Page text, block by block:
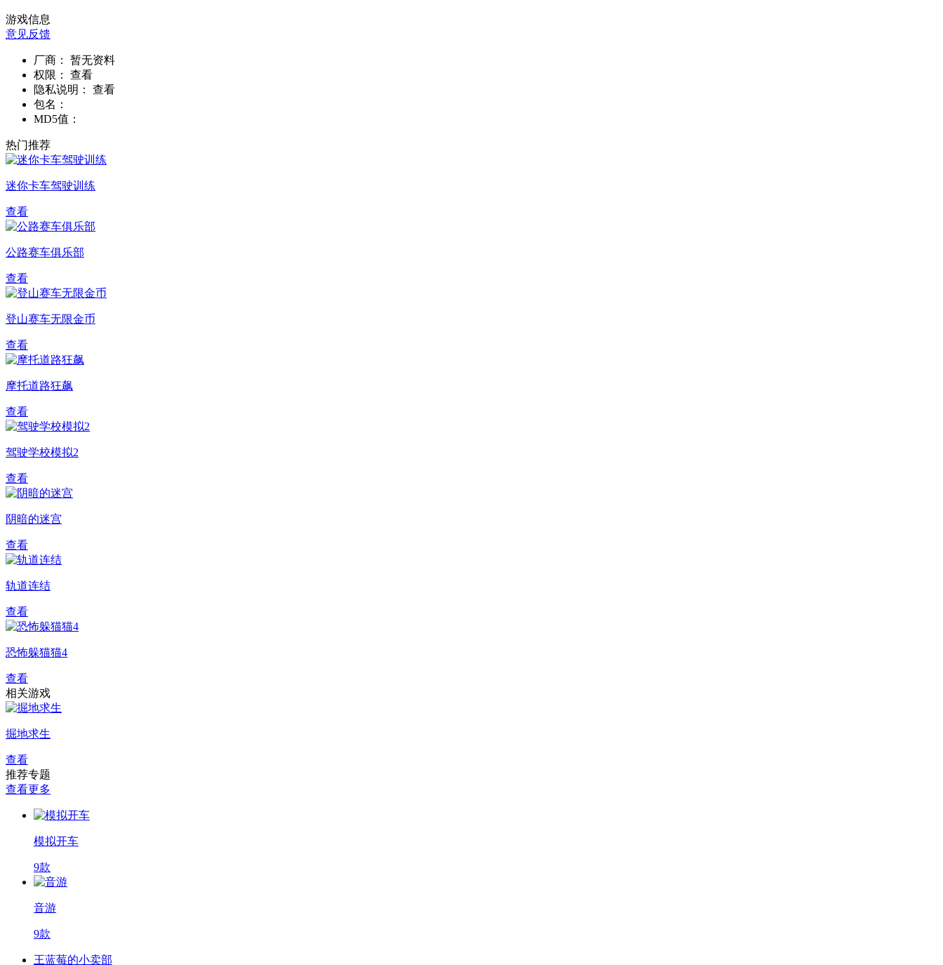
游戏信息
意见反馈
厂商：
暂无资料
权限：
查看
隐私说明：
查看
包名：
MD5值：
热门推荐
迷你卡车驾驶训练
查看
公路赛车俱乐部
查看
登山赛车无限金币
查看
摩托道路狂飙
查看
驾驶学校模拟2
查看
阴暗的迷宫
查看
轨道连结
查看
恐怖躲猫猫4
查看
相关游戏
掘地求生
查看
推荐专题
查看更多
模拟开车
9款
音游
9款
王蓝莓的小卖部